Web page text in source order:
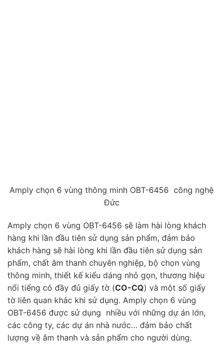
Amply chọn 6 vùng thông minh OBT-6456 công nghệ
Đức
Amply chọn 6 vùng OBT-6456 sẽ làm hài lòng khách
hàng khi lần đầu tiên sử dụng sản phẩm, đảm bảo
khách hàng sẽ hài lòng khi lần đầu tiên sử dụng sản
phẩm, chất âm thanh chuyên nghiệp, bộ chọn vùng
thông minh, thiết kế kiểu dáng nhỏ gọn, thương hiệu
nổi tiếng có đầy đủ giấy tờ (CO-CQ) và một số giấy
tờ liên quan khác khi sử dụng. Amply chọn 6 vùng
OBT-6456 được sử dụng nhiều với những dự án lớn,
các công ty, các dự án nhà nước… đảm bảo chất
lượng về âm thanh và sản phẩm cho người dùng.